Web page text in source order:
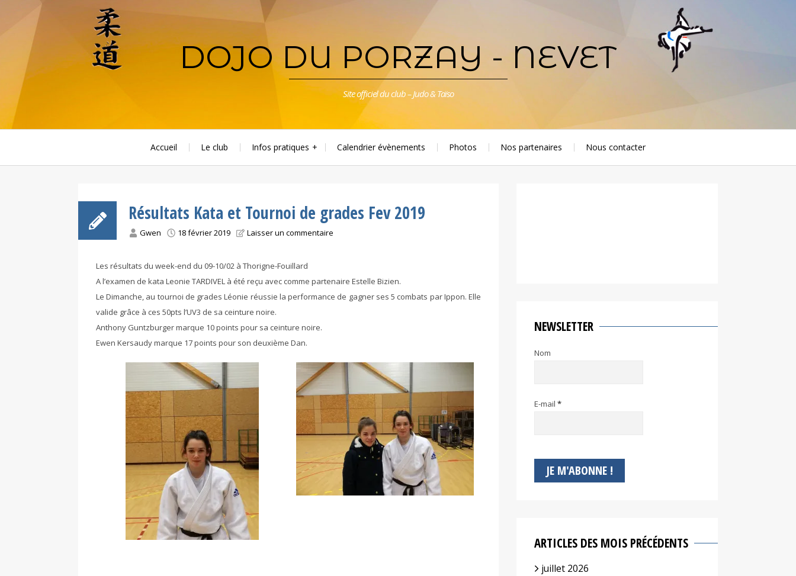
principal
DOJO DU PORZAY - NEVET
Site officiel du club – Judo & Taïso
Accueil Le club Infos pratiques Calendrier évènements Photos Nos partenaires Nous contacter
Résultats Kata et Tournoi de grades Fev 2019
Gwen 18 février 2019 Laisser un commentaire
Les résultats du week-end du 09-10/02 à Thorigne-Fouillard
A l’examen de kata Leonie TARDIVEL à été reçu avec comme partenaire Estelle Bizien.
Le Dimanche, au tournoi de grades Léonie réussie la performance de gagner ses 5 combats par Ippon. Elle
valide grâce à ces 50pts l’UV3 de sa ceinture noire.
Anthony Guntzburger marque 10 points pour sa ceinture noire.
Ewen Kersaudy marque 17 points pour son deuxième Dan.
NEWSLETTER
Nom
E-mail *
ARTICLES DES MOIS PRÉCÉDENTS
juillet 2026